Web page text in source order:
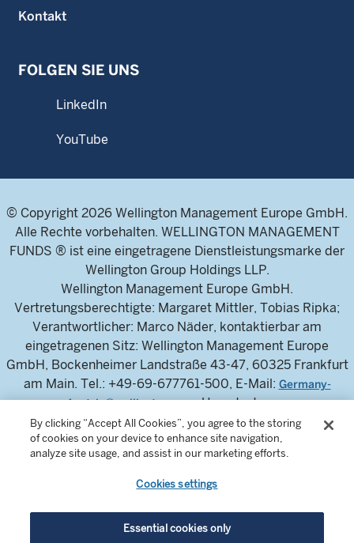
Kontakt
FOLGEN SIE UNS
LinkedIn
YouTube
© Copyright 2026 Wellington Management Europe GmbH.
Alle Rechte vorbehalten. WELLINGTON MANAGEMENT
FUNDS ® ist eine eingetragene Dienstleistungsmarke der
Wellington Group Holdings LLP.
Wellington Management Europe GmbH.
Vertretungsberechtigte: Margaret Mittler, Tobias Ripka;
Verantwortlicher: Marco Näder, kontaktierbar am
eingetragenen Sitz: Wellington Management Europe
GmbH, Bockenheimer Landstraße 43-47, 60325 Frankfurt
am Main. Tel.: +49-69-677761-500, E-Mail: Germany-
Austria@wellington.com, Umsatzsteuer-
Identifikationsnummer: DE 326304943, Handelsregister
des Amtsgerichts Frankfurt am Main: HRB 115460.
Die Wellington Management Europe GmbH ist von der
Bundesanstalt für Finanzdienstleistungsaufsicht
By clicking “Accept All Cookies”, you agree to the storing
of cookies on your device to enhance site navigation,
analyze site usage, and assist in our marketing efforts.
Cookies settings
Essential cookies only